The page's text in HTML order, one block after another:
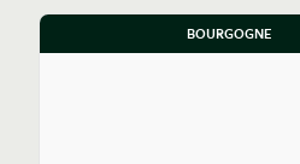
BOURGOGNE